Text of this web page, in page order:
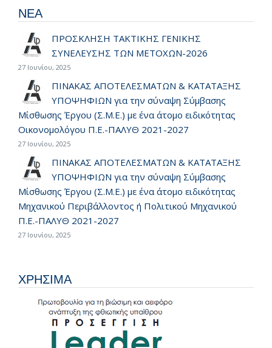
ΝΕΑ
ΠΡΟΣΚΛΗΣΗ ΤΑΚΤΙΚΗΣ ΓΕΝΙΚΗΣ
ΣΥΝΕΛΕΥΣΗΣ ΤΩΝ ΜΕΤΟΧΩΝ-2026
27 Ιουνίου, 2025
ΠΙΝΑΚΑΣ ΑΠΟΤΕΛΕΣΜΑΤΩΝ & ΚΑΤΑΤΑΞΗΣ
ΥΠΟΨΗΦΙΩΝ για την σύναψη Σύμβασης
Μίσθωσης Έργου (Σ.Μ.Ε.) με ένα άτομο ειδικότητας
Οικονομολόγου Π.Ε.-ΠΑΛΥΘ 2021-2027
27 Ιουνίου, 2025
ΠΙΝΑΚΑΣ ΑΠΟΤΕΛΕΣΜΑΤΩΝ & ΚΑΤΑΤΑΞΗΣ
ΥΠΟΨΗΦΙΩΝ για την σύναψη Σύμβασης
Μίσθωσης Έργου (Σ.Μ.Ε.) με ένα άτομο ειδικότητας
Μηχανικού Περιβάλλοντος ή Πολιτικού Μηχανικού
Π.Ε.-ΠΑΛΥΘ 2021-2027
27 Ιουνίου, 2025
ΧΡΗΣΙΜΑ